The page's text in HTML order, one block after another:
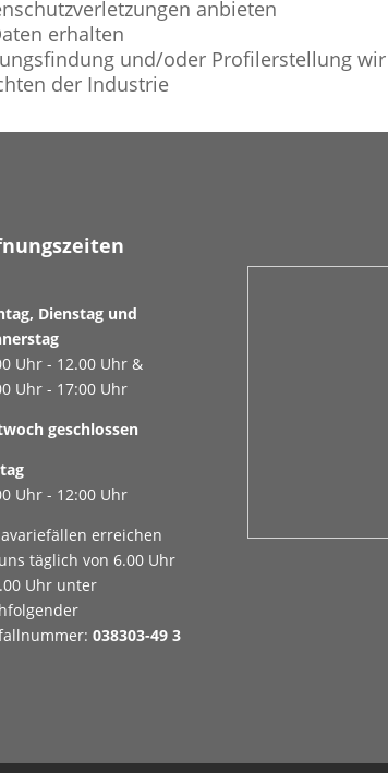
anbieten
erhalten
und/oder Profilerstellung
der Industrie
Dienstag und
Uhr - 12.00 Uhr &
Uhr - 17:00 Uhr
geschlossen
Uhr - 12:00 Uhr
erreichen
täglich von 6.00 Uhr
Uhr unter
038303-49 3